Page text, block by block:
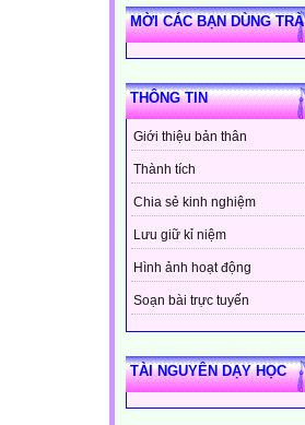
MỜI CÁC BẠN DÙNG TRÀ
THÔNG TIN
Giới thiệu bản thân
Thành tích
Chia sẻ kinh nghiệm
Lưu giữ kỉ niệm
Hình ảnh hoạt động
Soạn bài trực tuyến
TÀI NGUYÊN DẠY HỌC